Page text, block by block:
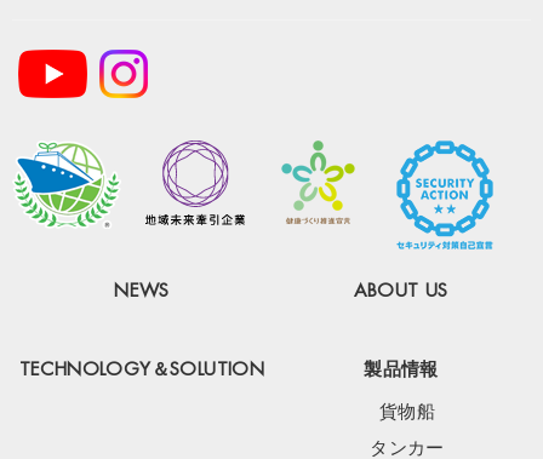
NEWS ABOUT US
TECHNOLOGY＆SOLUTION 製品情報
貨物船
タンカー